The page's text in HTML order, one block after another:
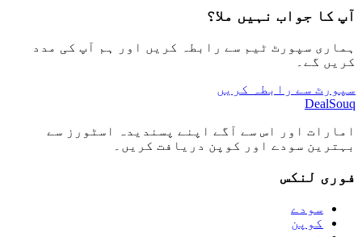
آپ کا جواب نہیں ملا؟
ہماری سپورٹ ٹیم سے رابطہ کریں اور ہم آپ کی مدد
کریں گے۔
سپورٹ سے رابطہ کریں
DealSouq
امارات اور اس سے آگے اپنے پسندیدہ اسٹورز سے
بہترین سودے اور کوپن دریافت کریں۔
فوری لنکس
سودے
کوپن